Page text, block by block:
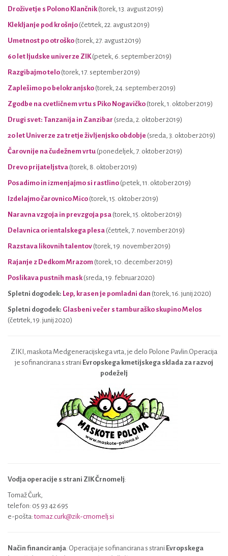
Droživetje s Polono Klančnik (torek, 13. avgust 2019)
Klekljanje pod krošnjo (četrtek, 22. avgust 2019)
Umetnost po otroško (torek, 27. avgust 2019)
60 let ljudske univerze ZIK (petek, 6. september 2019)
Razgibajmo telo (torek, 17. september 2019)
Zaplešimo po belokranjsko (torek, 24. september 2019)
Zgodbe na cvetličnem vrtu s Piko Nogavičko (torek, 1. oktober 2019)
Drugi svet: Tanzanija in Zanzibar (sreda, 2. oktober 2019)
20 let Univerze za tretje življenjsko obdobje (sreda, 3. oktober 2019)
Čarovnije na čudežnem vrtu (ponedeljek, 7. oktober 2019)
Drevo prijateljstva (torek, 8. oktober 2019)
Posadimo in izmenjajmo si rastlino (petek, 11. oktober 2019)
Izdelajmo čarovnico Mico (torek, 15. oktober 2019)
Naravna vzgoja in prevzgoja psa (torek, 15. oktober 2019)
Delavnica orientalskega plesa (četrtek, 7. november 2019)
Razstava likovnih talentov (torek, 19. november 2019)
Rajanje z Dedkom Mrazom (torek, 10. december 2019)
Poslikava pustnih mask (sreda, 19. februar 2020)
Spletni dogodek: Lep, krasen je pomladni dan (torek, 16. junij 2020)
Spletni dogodek: Glasbeni večer s tamburaško skupino Melos
(četrtek, 19. junij 2020)
ZIKI, maskota Medgeneracijskega vrta, je delo Polone Pavlin.Operacija
je sofinancirana s strani Evropskega kmetijskega sklada za razvoj
podeželj
Vodja operacije s strani ZIK Črnomelj:
Tomaž Čurk,
telefon: 05 93 42 695
e-pošta: tomaz.curk@zik-crnomelj.si
Način financiranja: Operacija je sofinancirana s strani Evropskega